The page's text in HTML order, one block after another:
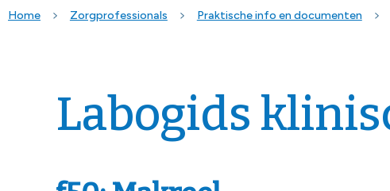
Home Zorgprofessionals Praktische info en documenten
Labogids